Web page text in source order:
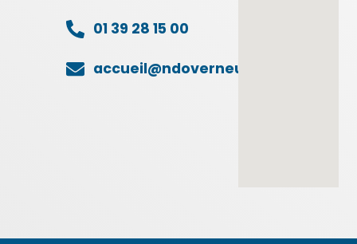
01 39 28 15 00
accueil@ndoverneuil.fr